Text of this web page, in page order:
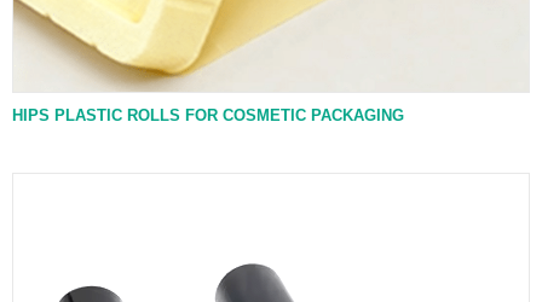
HIPS PLASTIC ROLLS FOR COSMETIC PACKAGING